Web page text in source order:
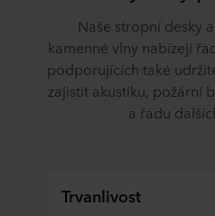
Naše stropní desky
kamenné vlny nabízejí
podporujících také
zajistit akustiku, požární
a řadu
Trvanlivost